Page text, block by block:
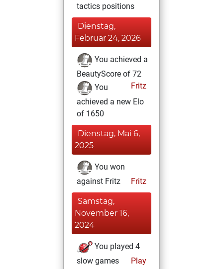
tactics positions
Dienstag,
Februar 24, 2026
You achieved a
BeautyScore of 72
Fritz
You
achieved a new Elo
of 1650
Dienstag, Mai 6,
2025
You won
against Fritz
Fritz
Samstag,
November 16,
2024
You played 4
slow games
Play